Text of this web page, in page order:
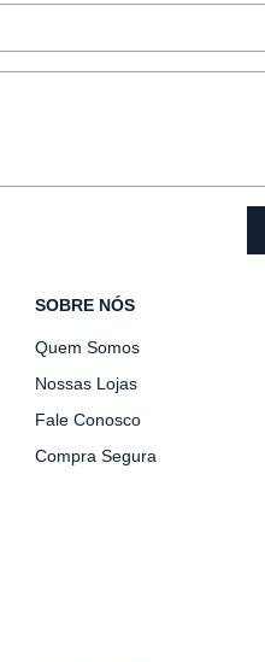
SOBRE NÓS
Quem Somos
Nossas Lojas
Fale Conosco
Compra Segura